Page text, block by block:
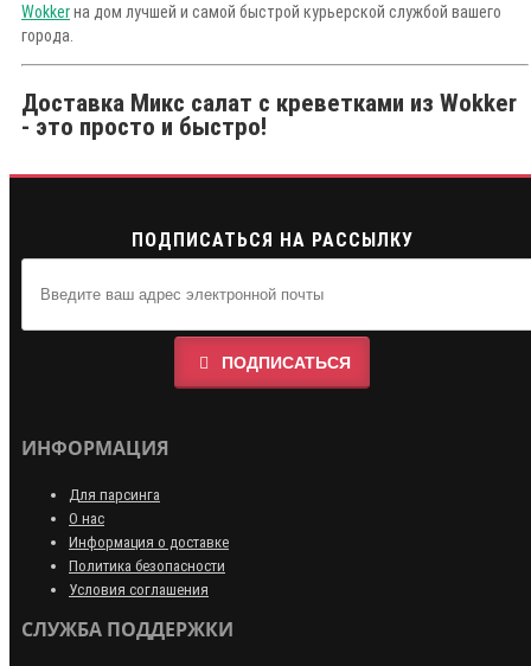
Wokkerна дом лучшей и самой быстрой курьерской службой вашего
города.
Доставка Микс салат с креветками из Wokker
- это просто и быстро!
ПОДПИСАТЬСЯ НА РАССЫЛКУ
ПОДПИСАТЬСЯ
ИНФОРМАЦИЯ
Для парсинга
О нас
Информация о доставке
Политика безопасности
Условия соглашения
СЛУЖБА ПОДДЕРЖКИ